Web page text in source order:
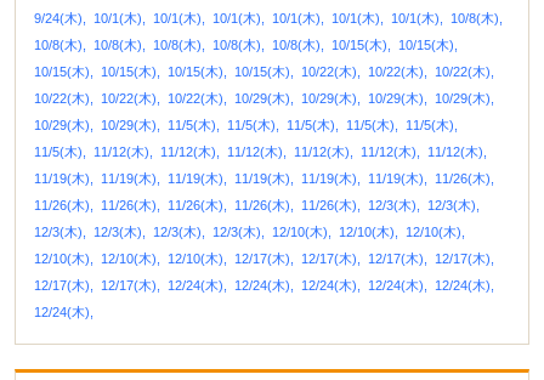
9/24(木), 10/1(木), 10/1(木), 10/1(木), 10/1(木), 10/1(木), 10/1(木),
10/8(木),
10/8(木),
10/8(木), 10/8(木), 10/8(木), 10/8(木), 10/15(木),
10/15(木),
10/15(木),
10/15(木), 10/15(木), 10/15(木), 10/22(木), 10/22(木),
10/22(木),
10/22(木),
10/22(木), 10/22(木), 10/29(木), 10/29(木), 10/29(木),
10/29(木),
10/29(木),
10/29(木), 11/5(木), 11/5(木), 11/5(木), 11/5(木),
11/5(木),
11/5(木),
11/12(木), 11/12(木), 11/12(木), 11/12(木), 11/12(木),
11/12(木),
11/19(木),
11/19(木), 11/19(木), 11/19(木), 11/19(木), 11/19(木),
11/26(木),
11/26(木),
11/26(木), 11/26(木), 11/26(木), 11/26(木), 12/3(木),
12/3(木),
12/3(木),
12/3(木), 12/3(木), 12/3(木), 12/10(木), 12/10(木),
12/10(木),
12/10(木),
12/10(木), 12/10(木), 12/17(木), 12/17(木), 12/17(木),
12/17(木),
12/17(木),
12/17(木), 12/24(木), 12/24(木), 12/24(木), 12/24(木),
12/24(木),
12/24(木),